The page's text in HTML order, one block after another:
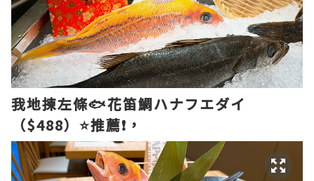
我地揀左條🐟花笛鯛ハナフエダイ
（$488）⭐️推薦❗，